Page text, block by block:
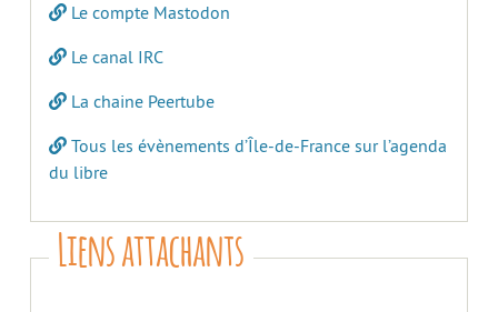
Le compte Mastodon
Le canal IRC
La chaine Peertube
Tous les évènements d’Île-de-France sur l’agenda
du libre
Liens attachants